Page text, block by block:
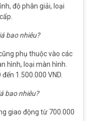
độ phân giải, loại
bao nhiêu?
phụ thuộc vào các
hình, loại màn hình.
1.500.000 VND.
bao nhiêu?
giao động từ 700.000